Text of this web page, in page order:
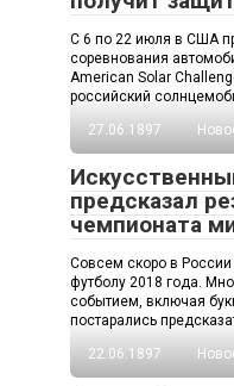
С 6 по 22 июля в США
соревнования
American Solar
российский
27.06.1897
предсказал
чемпионата
Совсем скоро в
футболу 2018 года.
событием, включая
постарались
22.06.1897